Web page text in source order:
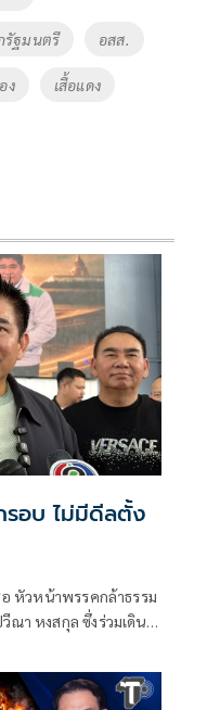
รัฐมนตรี อสส.
ง เสื้อแดง
รอบ ไม่มีดีลตั้ง
หัวหน้าพรรคกล้าธรรม
ณา หงสกุล ซึ่งร่วมเดิน
มหารือแนวทางการ
นเดินทางต่อไปยัง